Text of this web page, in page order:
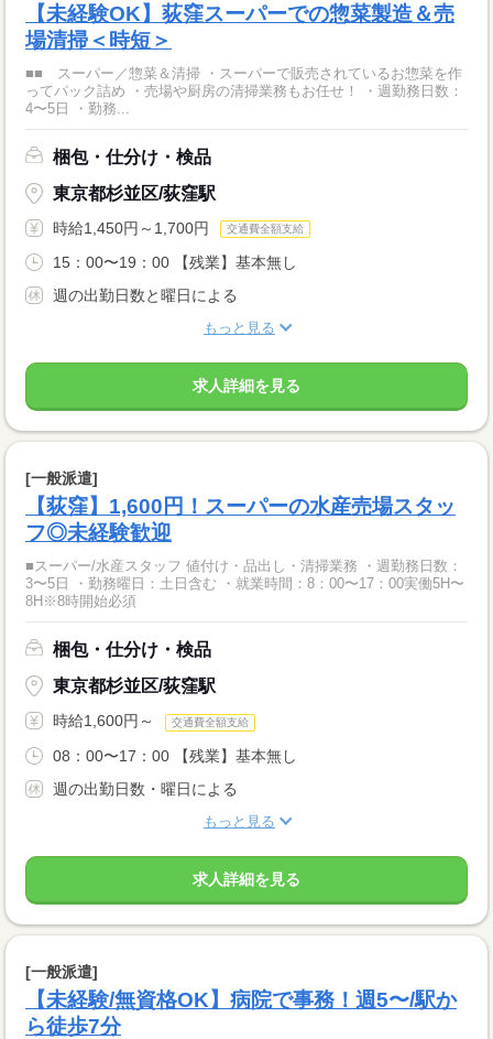
【未経験OK】荻窪スーパーでの惣菜製造＆売
場清掃＜時短＞
■■ スーパー／惣菜＆清掃 ・スーパーで販売されているお惣菜を作
ってパック詰め ・売場や厨房の清掃業務もお任せ！ ・週勤務日数：
4〜5日 ・勤務...
梱包・仕分け・検品
東京都杉並区/荻窪駅
時給1,450円～1,700円 交通費全額支給
15：00〜19：00 【残業】基本無し
週の出勤日数と曜日による
もっと見る
求人詳細を見る
[一般派遣]
【荻窪】1,600円！スーパーの水産売場スタッ
フ◎未経験歓迎
■スーパー/水産スタッフ 値付け・品出し・清掃業務 ・週勤務日数：
3〜5日 ・勤務曜日：土日含む ・就業時間：8：00〜17：00実働5H〜
8H※8時開始必須
梱包・仕分け・検品
東京都杉並区/荻窪駅
時給1,600円～ 交通費全額支給
08：00〜17：00 【残業】基本無し
週の出勤日数・曜日による
もっと見る
求人詳細を見る
[一般派遣]
【未経験/無資格OK】病院で事務！週5〜/駅か
ら徒歩7分